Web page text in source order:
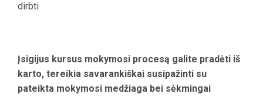
dirbti
Įsigijus kursus mokymosi procesą galite pradėti iš
karto, tereikia savarankiškai susipažinti su
pateikta mokymosi medžiaga bei sėkmingai